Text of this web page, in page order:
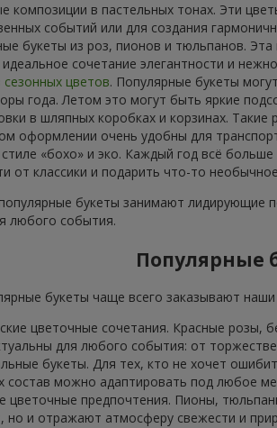
композиции в пастельных тонах. Эти
событий или для создания
букеты из роз, пионов и тюльпанов.
сочетание элегантности и
сезонных цветов. Популярные букеты
года. Летом это могут быть яркие
в шляпных коробках и корзинах.
оформлении очень удобны для
«бохо» и эко. Каждый год всё
от классики и подарить что-то
букеты занимают лидирующие
любого события.
Популярные
букеты чаще всего заказывают
цветочные сочетания. Красные
для любого события: от
букеты. Для тех, кто не хочет
состав можно адаптировать под любое
цветочные предпочтения. Пионы,
но и отражают атмосферу свежести и